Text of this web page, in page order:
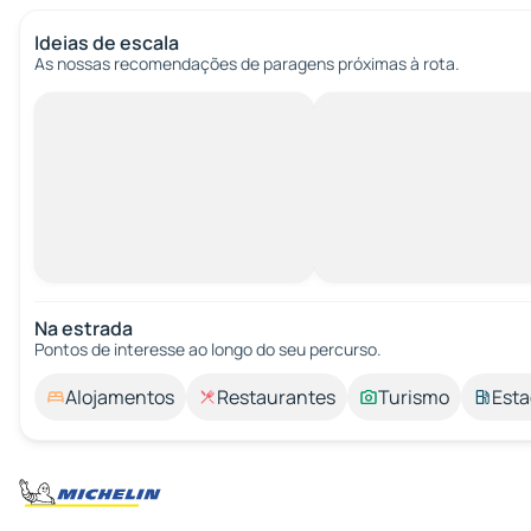
Ideias de escala
As nossas recomendações de paragens próximas à rota.
Na estrada
Pontos de interesse ao longo do seu percurso.
Alojamentos Restaurantes Turismo